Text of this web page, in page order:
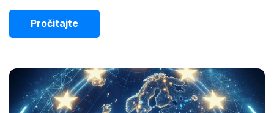
Pročitajte